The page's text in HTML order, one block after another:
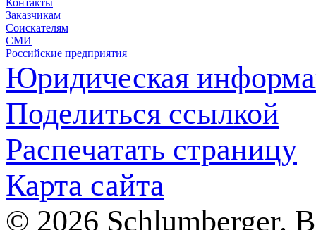
Заказчикам
Соискателям
СМИ
Российские предприятия
Юридическая
Поделиться ссылкой
Распечатать страницу
Карта сайта
© 2026 Schlumberger.